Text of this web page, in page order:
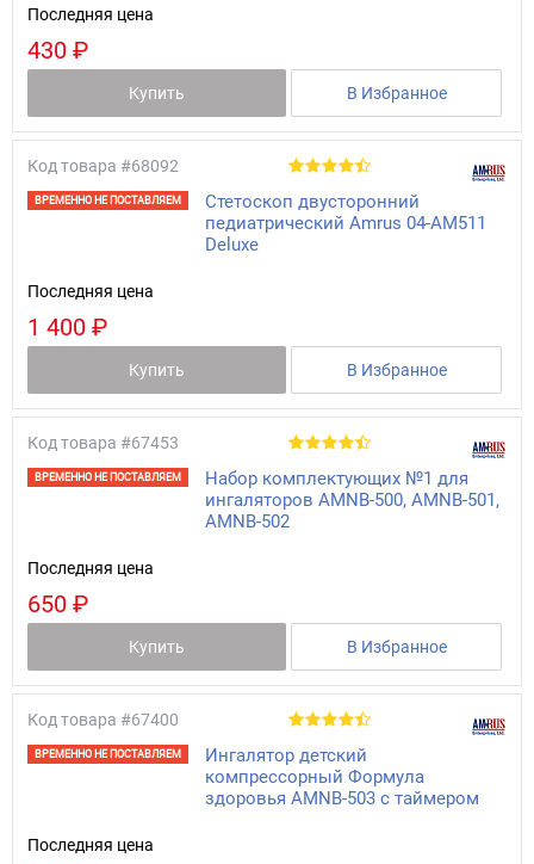
Последняя цена
430 ₽
Купить В Избранное
Код товара #68092
ВРЕМЕННО НЕ ПОСТАВЛЯЕМ
Стетоскоп двусторонний
педиатрический Amrus 04-AM511
Deluxe
Последняя цена
1 400 ₽
Купить В Избранное
Код товара #67453
ВРЕМЕННО НЕ ПОСТАВЛЯЕМ
Набор комплектующих №1 для
ингаляторов АМNB-500, АМNB-501,
АМNB-502
Последняя цена
650 ₽
Купить В Избранное
Код товара #67400
ВРЕМЕННО НЕ ПОСТАВЛЯЕМ
Ингалятор детский
компрессорный Формула
здоровья AMNB-503 с таймером
Последняя цена